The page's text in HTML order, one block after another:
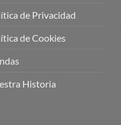
de Privacidad
de Cookies
Historia